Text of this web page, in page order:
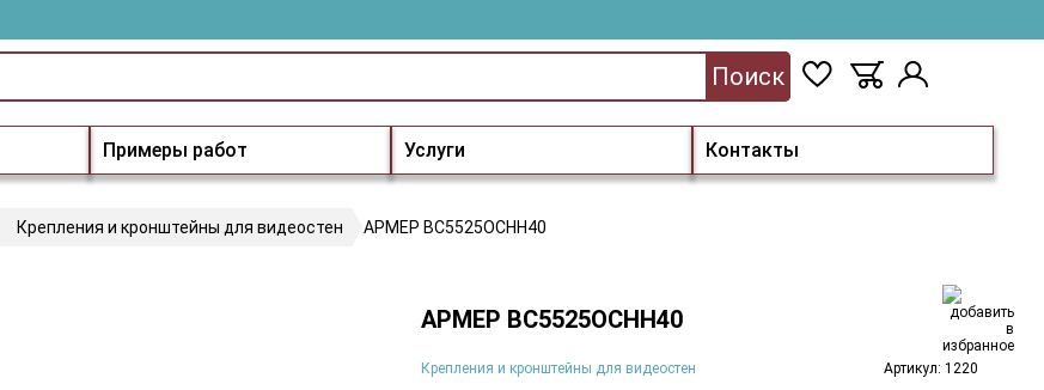
Примеры работ Услуги Контакты
Поиск
Крепления и кронштейны для видеостен АРМЕР ВС5525ОСНН40
АРМЕР ВС5525ОСНН40
Крепления и кронштейны для видеостен Артикул: 1220